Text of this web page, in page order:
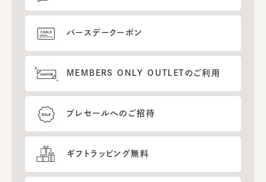
バースデークーポン
MEMBERS ONLY OUTLETのご利用
プレセールへのご招待
ギフトラッピング無料